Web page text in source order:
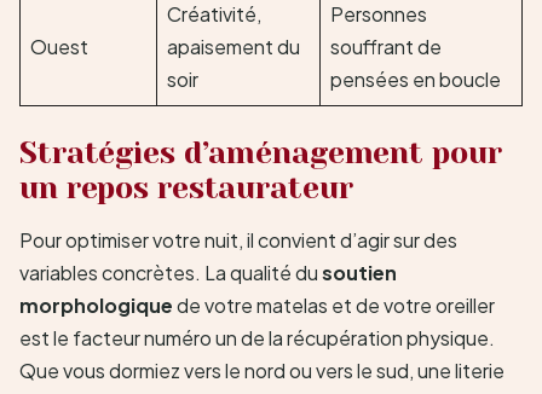
Ouest
Créativité,
apaisement du
soir
Personnes
souffrant de
pensées en boucle
Stratégies d’aménagement pour
un repos restaurateur
Pour optimiser votre nuit, il convient d’agir sur des
variables concrètes. La qualité dusoutien
morphologiquede votre matelas et de votre oreiller
est le facteur numéro un de la récupération physique.
Que vous dormiez vers le nord ou vers le sud, une literie